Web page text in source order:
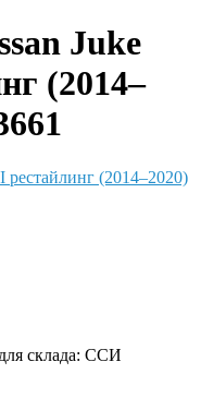
Juke
(2014–
склада: ССИ